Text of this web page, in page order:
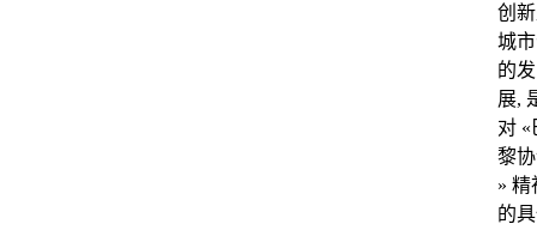
创
城
的发
展,
对 «
黎
» 精
的